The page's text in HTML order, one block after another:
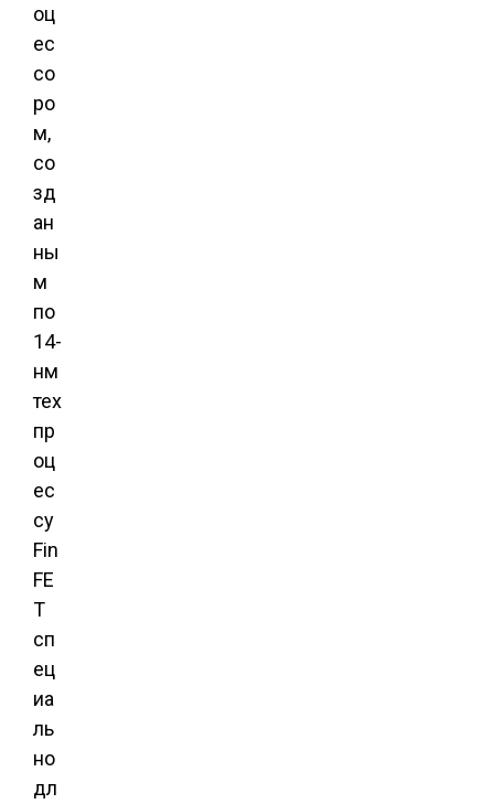
оц
ес
со
ро
м,
со
зд
ан
ны
м
по
14-
нм
тех
пр
оц
ес
су
Fin
FE
T
сп
ец
иа
ль
но
дл